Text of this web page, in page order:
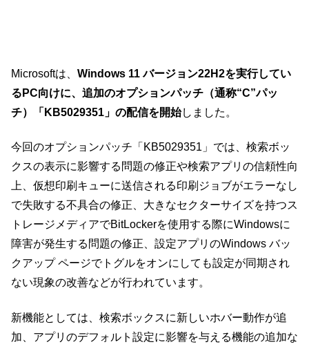
Microsoftは、 Windows 11 バージョン22H2を実行してい
るPC向けに、追加のオプションパッチ（通称“C”パッ
チ）「KB5029351」の配信を開始しました。
今回のオプションパッチ「KB5029351」では、検索ボッ
クスの表示に影響する問題の修正や検索アプリの信頼性向
上、仮想印刷キューに送信される印刷ジョブがエラーなし
で失敗する不具合の修正、大きなセクターサイズを持つス
トレージメディアでBitLockerを使用する際にWindowsに
障害が発生する問題の修正、設定アプリのWindows バッ
クアップ ページでトグルをオンにしても設定が同期され
ない現象の改善などが行われています。
新機能としては、検索ボックスに新しいホバー動作が追
加、アプリのデフォルト設定に影響を与える機能の追加な